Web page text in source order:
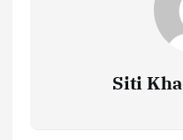
Siti